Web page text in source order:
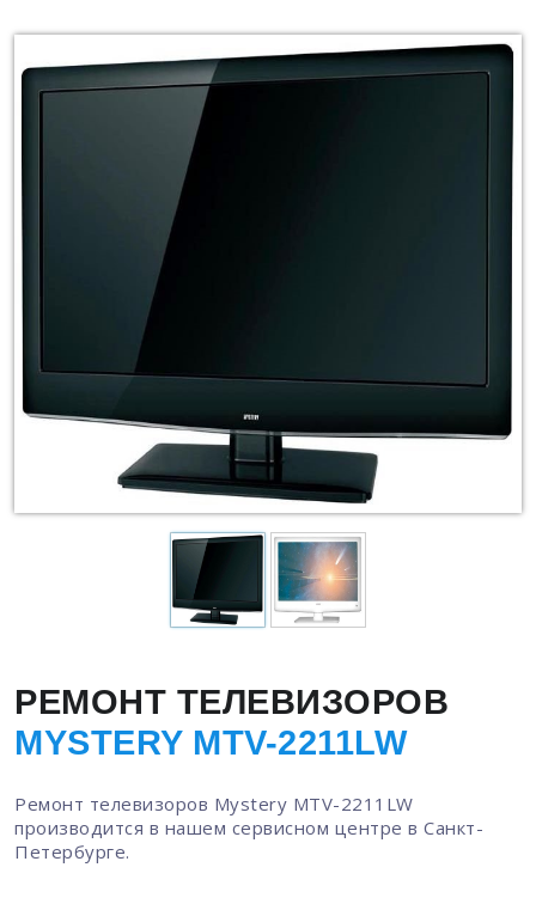
РЕМОНТ ТЕЛЕВИЗОРОВ
MYSTERY MTV-2211LW
Ремонт телевизоров Mystery MTV-2211LW
производится в нашем сервисном центре в Санкт-
Петербурге.